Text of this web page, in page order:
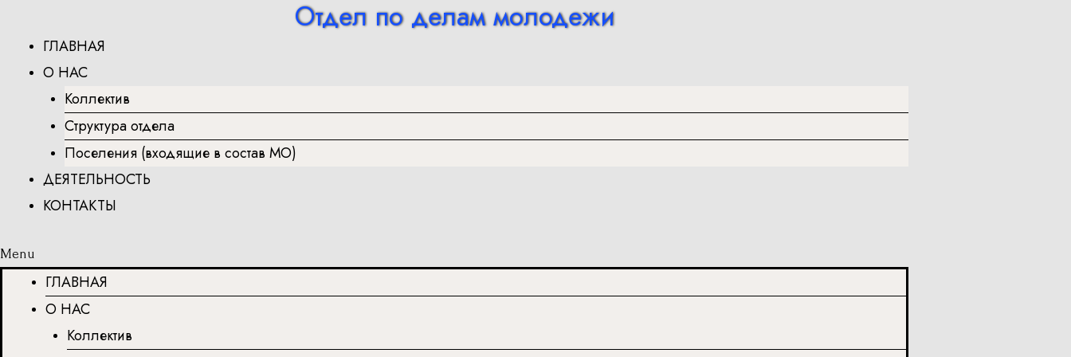
содержимому
Отдел по делам молодежи
ГЛАВНАЯ
О НАС
Коллектив
Структура отдела
Поселения (входящие в состав МО)
ДЕЯТЕЛЬНОСТЬ
КОНТАКТЫ
Menu
ГЛАВНАЯ
О НАС
Коллектив